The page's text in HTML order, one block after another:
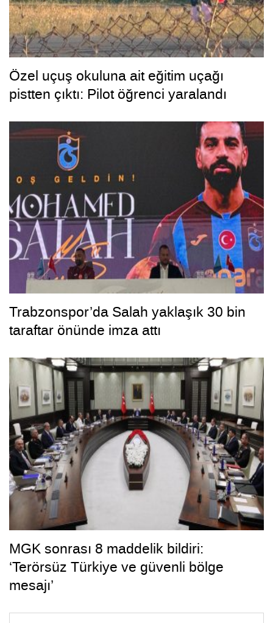
Özel uçuş okuluna ait eğitim uçağı
pistten çıktı: Pilot öğrenci yaralandı
Trabzonspor’da Salah yaklaşık 30 bin
taraftar önünde imza attı
MGK sonrası 8 maddelik bildiri:
‘Terörsüz Türkiye ve güvenli bölge
mesajı’